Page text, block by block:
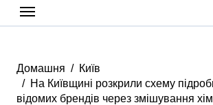
Домашня
Київ
На Київщині розкрили схему
відомих брендів через змішування